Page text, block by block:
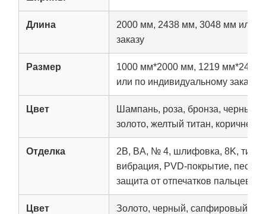
Длина
2000 мм, 2438 мм, 3048 мм или
заказу
Размер
1000 мм*2000 мм, 1219 мм*2438
или по индивидуальному заказу
Цвет
Шампань, роза, бронза, черный
золото, желтый титан,
Отделка
2B, BA, № 4, шлифовка, 8K,
вибрация, PVD-покрытие,
защита от отпечатков пальцев
Цвет
Золото, черный, сапфировый